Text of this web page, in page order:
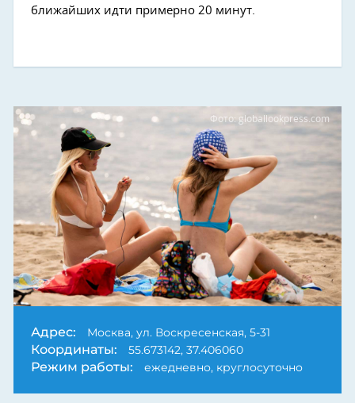
ближайших идти примерно 20 минут.
Фото: globallookpress.com
Адрес: Москва, ул. Воскресенская, 5-31
Координаты: 55.673142, 37.406060
Режим работы: ежедневно, круглосуточно